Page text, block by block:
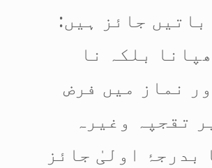
جائز ہیں:
بلکہ نا
نماز میں فرض
تقجپہ وغیرہ
بدرجۂ اولیٰ جائز